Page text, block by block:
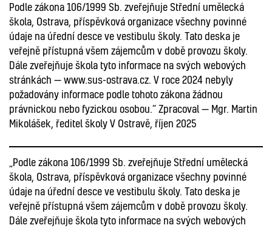
Podle zákona 106/1999 Sb. zveřejňuje Střední umělecká
škola, Ostrava, příspěvková organizace všechny povinné
údaje na úřední desce ve vestibulu školy. Tato deska je
veřejně přístupná všem zájemcům v době provozu školy.
Dále zveřejňuje škola tyto informace na svých webových
stránkách — www.sus-ostrava.cz. V roce 2024 nebyly
požadovány informace podle tohoto zákona žádnou
právnickou nebo fyzickou osobou.“ Zpracoval — Mgr. Martin
Mikolášek, ředitel školy V Ostravě, říjen 2025
„Podle zákona 106/1999 Sb. zveřejňuje Střední umělecká
škola, Ostrava, příspěvková organizace všechny povinné
údaje na úřední desce ve vestibulu školy. Tato deska je
veřejně přístupná všem zájemcům v době provozu školy.
Dále zveřejňuje škola tyto informace na svých webových